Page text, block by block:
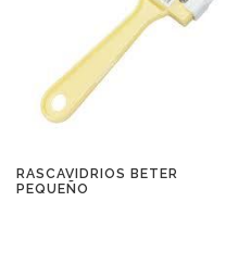
RASCAVIDRIOS BETER
PEQUEÑO